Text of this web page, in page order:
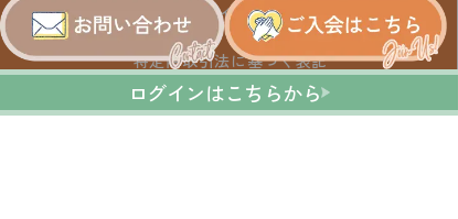
利用規約 プライバシーポリシー
特定商取引法に基づく表記
© 2025 Carers' Concier / Work & Care Balance Institute
ログインはこちらから